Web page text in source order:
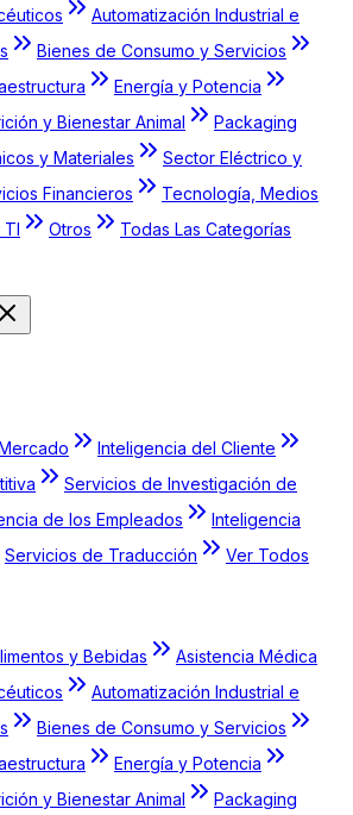
Automatización Industrial e
Bienes de Consumo y Servicios
Energía y Potencia
y Bienestar Animal
Packaging
y Materiales
Sector Eléctrico y
Financieros
Tecnología, Medios
TI
Otros Todas Las Categorías
Inteligencia del Cliente
Servicios de Investigación de
de los Empleados
Inteligencia
Servicios de Traducción
Ver Todos
y Bebidas
Asistencia Médica
Automatización Industrial e
Bienes de Consumo y Servicios
Energía y Potencia
y Bienestar Animal
Packaging